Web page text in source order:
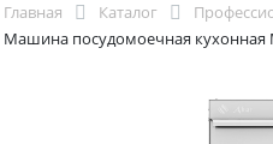
Главная Каталог
Машина посудомоечная кухонная